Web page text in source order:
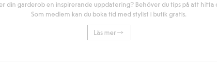
din garderob en inspirerande uppdatering? Behöver du tips på att hitta
Som medlem kan du boka tid med stylist i butik gratis.
Läs mer